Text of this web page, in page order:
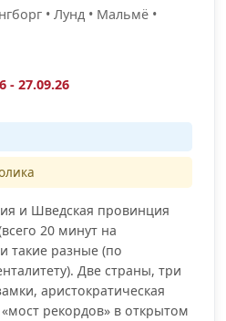
• Лунд • Мальмё •
- 27.09.26
и Шведская провинция
20 минут на
такие разные (по
Две страны, три
аристократическая
рекордов» в открытом